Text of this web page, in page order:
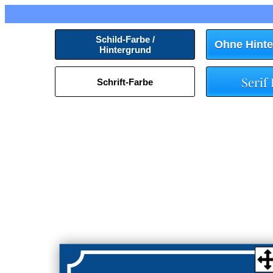
Schild-Farbe /
Hintergrund
Ohne
Schrift-Farbe Serif